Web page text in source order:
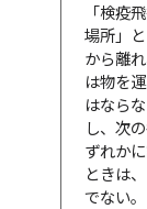
「検疫
場所」と
から離
は物を
はなら
し、次
ずれか
ときは
でない。